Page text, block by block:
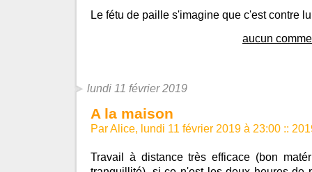
Le fétu de paille s'imagine que c'est contre
aucun
lundi 11 février 2019
A la maison
Par Alice, lundi 11 février 2019 à 23:00 ::
Travail à distance très efficace (bon